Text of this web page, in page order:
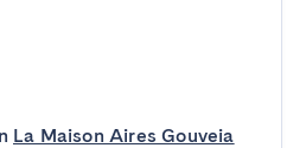
La Maison Aires Gouveia